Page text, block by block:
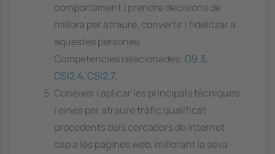
comportament i prendre decisions de
millora per atraure, convertir i fidelitzar a
aquestes persones.
Competències relacionades: G9.3,
CSI2.4, CSI2.7,
Conèixer i aplicar les principals tècniques
i eines per atraure tràfic qualificat
procedents dels cercadors de Internet
cap a les pàgines web, millorant la seva